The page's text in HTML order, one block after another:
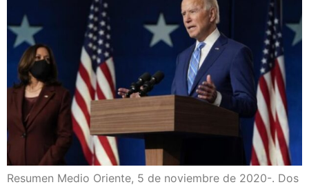
Resu­men Medio Orien­te, 5 de noviem­bre de 2020-. Dos